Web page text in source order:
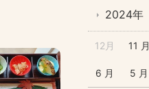
2024年
12月 11 月
6 月 5 月